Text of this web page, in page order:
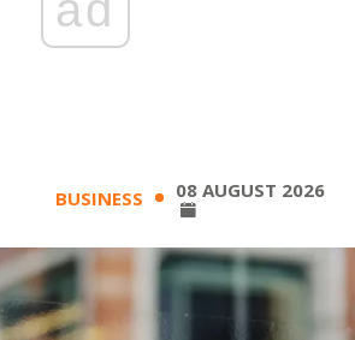
ByKoein
BUSINESS 08 AUGUST 2026